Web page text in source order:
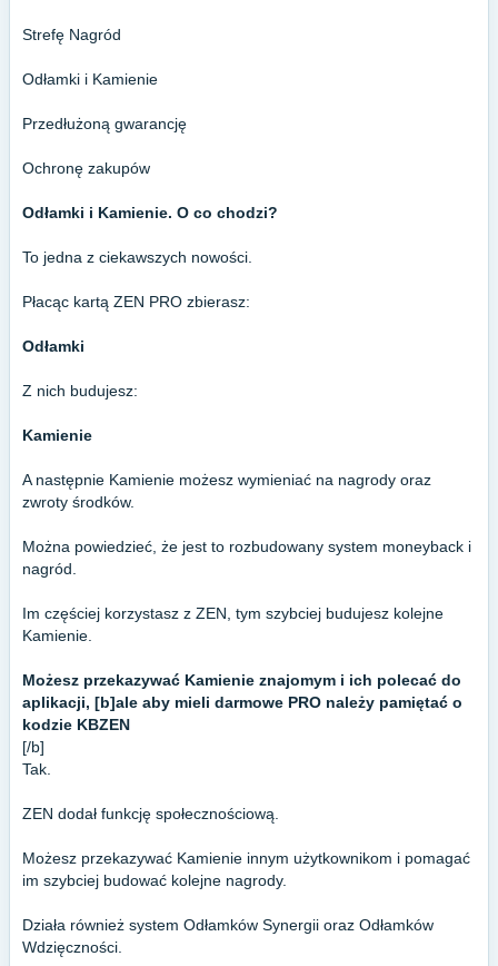
Strefę Nagród
Odłamki i Kamienie
Przedłużoną gwarancję
Ochronę zakupów
Odłamki i Kamienie. O co chodzi?
To jedna z ciekawszych nowości.
Płacąc kartą ZEN PRO zbierasz:
Odłamki
Z nich budujesz:
Kamienie
A następnie Kamienie możesz wymieniać na nagrody oraz
zwroty środków.
Można powiedzieć, że jest to rozbudowany system moneyback i
nagród.
Im częściej korzystasz z ZEN, tym szybciej budujesz kolejne
Kamienie.
Możesz przekazywać Kamienie znajomym i ich polecać do
aplikacji, [b]ale aby mieli darmowe PRO należy pamiętać o
kodzie KBZEN
[/b]
Tak.
ZEN dodał funkcję społecznościową.
Możesz przekazywać Kamienie innym użytkownikom i pomagać
im szybciej budować kolejne nagrody.
Działa również system Odłamków Synergii oraz Odłamków
Wdzięczności.